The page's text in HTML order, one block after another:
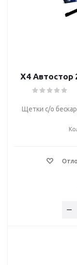
Х4 Автостор
Щетки с/о